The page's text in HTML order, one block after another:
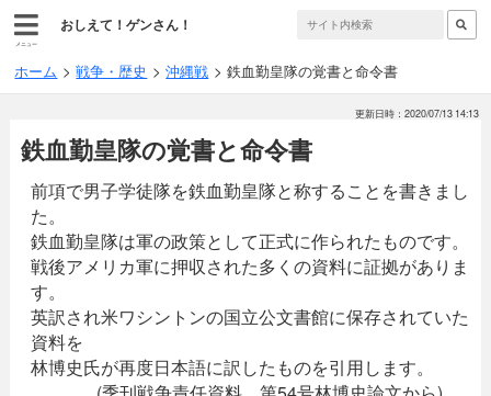
メニュー
おしえて！ゲンさん！
ホーム 戦争・歴史 沖縄戦 鉄血勤皇隊の覚書と命令書
更新日時：2020/07/13 14:13
鉄血勤皇隊の覚書と命令書
前項で男子学徒隊を鉄血勤皇隊と称することを書きまし
た。
鉄血勤皇隊は軍の政策として正式に作られたものです。
戦後アメリカ軍に押収された多くの資料に証拠がありま
す。
英訳され米ワシントンの国立公文書館に保存されていた
資料を
林博史氏が再度日本語に訳したものを引用します。